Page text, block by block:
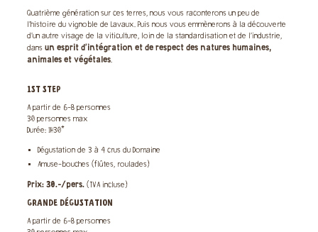
Quatrième génération sur ces terres, nous vous raconterons un peu de
l’histoire du vignoble de Lavaux. Puis nous vous emmènerons à la découverte
d’un autre visage de la viticulture, loin de la standardisation et de l’industrie,
dansun esprit d’intégration et de respect des natures humaines,
animales et végétales.
1ST STEP
A partir de 6-8 personnes
30 personnes max
Durée: 1H30*
Dégustation de 3 à 4 crus du Domaine
Amuse-bouches (flûtes, roulades)
Prix: 30.-/pers. (TVA incluse)
GRANDE DÉGUSTATION
A partir de 6-8 personnes